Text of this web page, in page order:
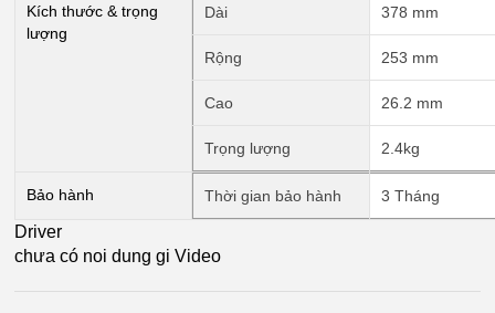
Kích thước & trọng
lượng
Dài 378 mm
Rộng 253 mm
Cao 26.2 mm
Trọng lượng 2.4kg
Bảo hành Thời gian bảo hành 3 Tháng
Driver
chưa có noi dung gi Video